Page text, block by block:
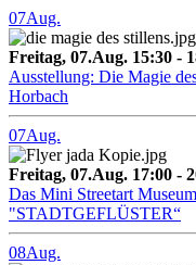
07Aug.
Freitag, 07.Aug. 15:30 -
Ausstellung: Die Magie
Horbach
07Aug.
Freitag, 07.Aug. 17:00 -
Das Mini Streetart
"STADTGEFLÜSTER“
08Aug.